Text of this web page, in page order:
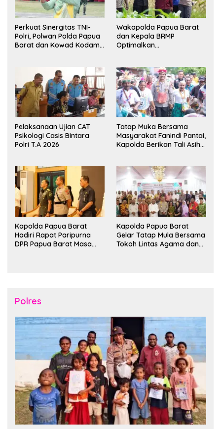
Perkuat Sinergitas TNI-
Polri, Polwan Polda Papua
Barat dan Kowad Kodam
Persahabatan
Wakapolda Papua Barat
dan Kepala BRMP
Optimalkan
Pangan Papua Barat
Pelaksanaan Ujian CAT
Psikologi Casis Bintara
Polri T.A 2026
Tatap Muka Bersama
Masyarakat Fanindi Pantai,
Kapolda Berikan Tali Asih
Kapolda Papua Barat
Hadiri Rapat Paripurna
DPR Papua Barat Masa
Kapolda Papua Barat
Gelar Tatap Mula Bersama
Tokoh Lintas Agama dan
Polres